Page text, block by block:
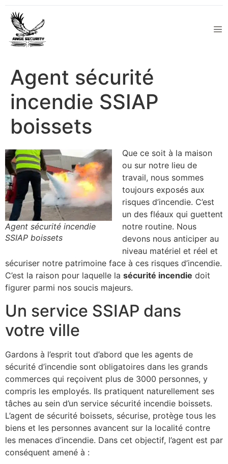
Agent sécurité
incendie SSIAP
boissets
Agent sécurité incendie
SSIAP boissets
Que ce soit à la maison
ou sur notre lieu de
travail, nous sommes
toujours exposés aux
risques d’incendie. C’est
un des fléaux qui guettent
notre routine. Nous
devons nous anticiper au
niveau matériel et réel et
sécuriser notre patrimoine face à ces risques d’incendie.
C’est la raison pour laquelle la sécurité incendie doit
figurer parmi nos soucis majeurs.
Un service SSIAP dans
votre ville
Gardons à l’esprit tout d’abord que les agents de
sécurité d’incendie sont obligatoires dans les grands
commerces qui reçoivent plus de 3000 personnes, y
compris les employés. Ils pratiquent naturellement ses
tâches au sein d’un service sécurité incendie boissets.
L’agent de sécurité boissets, sécurise, protège tous les
biens et les personnes avancent sur la localité contre
les menaces d’incendie. Dans cet objectif, l’agent est par
conséquent amené à :